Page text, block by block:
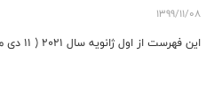
1399/11/08
این فهرست از اول ژانویه سال 2021 ( 11 دی ماه 1399 ) معتبر خواهد بود.